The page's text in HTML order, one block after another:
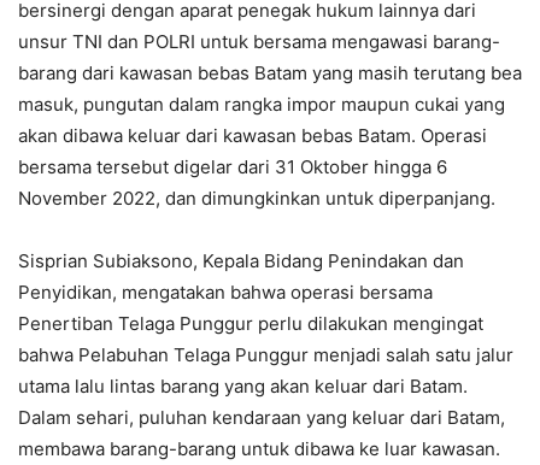
bersinergi dengan aparat penegak hukum lainnya dari
unsur TNI dan POLRI untuk bersama mengawasi barang-
barang dari kawasan bebas Batam yang masih terutang bea
masuk, pungutan dalam rangka impor maupun cukai yang
akan dibawa keluar dari kawasan bebas Batam. Operasi
bersama tersebut digelar dari 31 Oktober hingga 6
November 2022, dan dimungkinkan untuk diperpanjang.
Sisprian Subiaksono, Kepala Bidang Penindakan dan
Penyidikan, mengatakan bahwa operasi bersama
Penertiban Telaga Punggur perlu dilakukan mengingat
bahwa Pelabuhan Telaga Punggur menjadi salah satu jalur
utama lalu lintas barang yang akan keluar dari Batam.
Dalam sehari, puluhan kendaraan yang keluar dari Batam,
membawa barang-barang untuk dibawa ke luar kawasan.